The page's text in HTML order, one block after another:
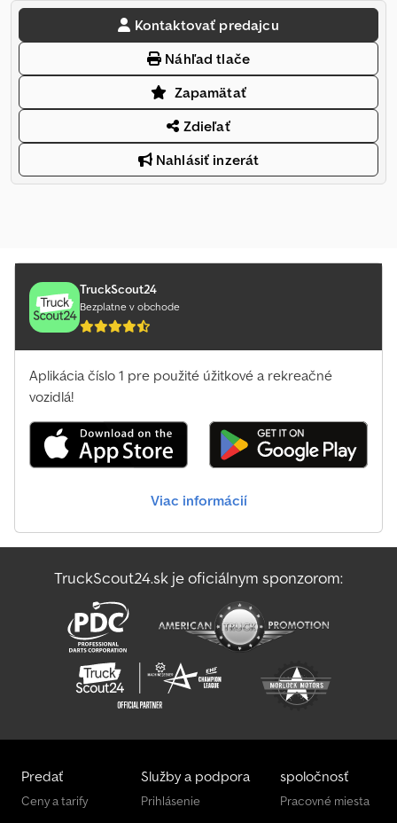
Kontaktovať predajcu
Náhľad tlače
Zapamätať
Zdieľať
Nahlásiť inzerát
TruckScout24
Bezplatne v obchode
Aplikácia číslo 1 pre použité úžitkové a rekreačné
vozidlá!
Viac informácií
TruckScout24.sk je oficiálnym sponzorom:
Predať
Ceny a tarify
Služby a podpora
Prihlásenie
spoločnosť
Pracovné miesta